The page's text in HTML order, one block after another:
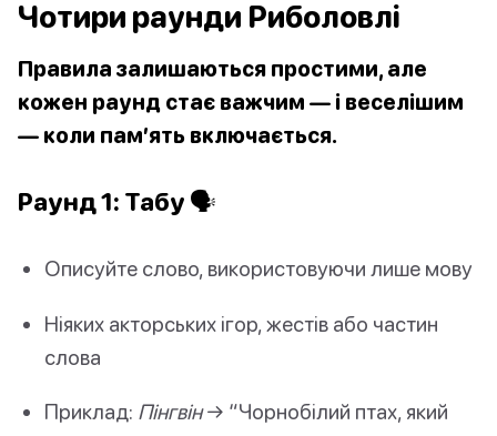
Чотири раунди Риболовлі
Правила залишаються простими, але
кожен раунд стає важчим — і веселішим
— коли пам’ять включається.
Раунд 1: Табу 🗣️
Описуйте слово, використовуючи лише мову
Ніяких акторських ігор, жестів або частин
слова
Приклад: Пінгвін→ “Чорнобілий птах, який